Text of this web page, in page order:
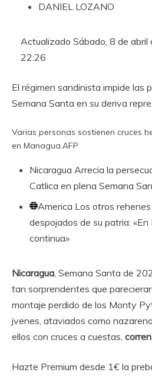
DANIEL LOZANO
Actualizado Sábado, 8 de
22:26
El régimen sandinista impide las
Semana Santa en su deriva
Varias personas sostienen cruces
en Managua.AFP
Nicaragua Arrecia la
Catlica en plena Semana
America Los otros
despojados de su patria:
continua»
Nicaragua, Semana Santa de
tan sorprendentes que
montaje perdido de los Monty
jvenes, ataviados como
ellos con cruces a cuestas,
Hazte Premium desde 1€ la